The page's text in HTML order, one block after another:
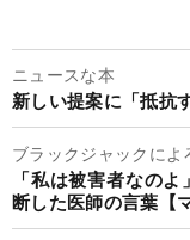
ニュースな本
新しい提案に「抵抗
ブラックジャックによ
「私は被害者なの
断した医師の言葉【